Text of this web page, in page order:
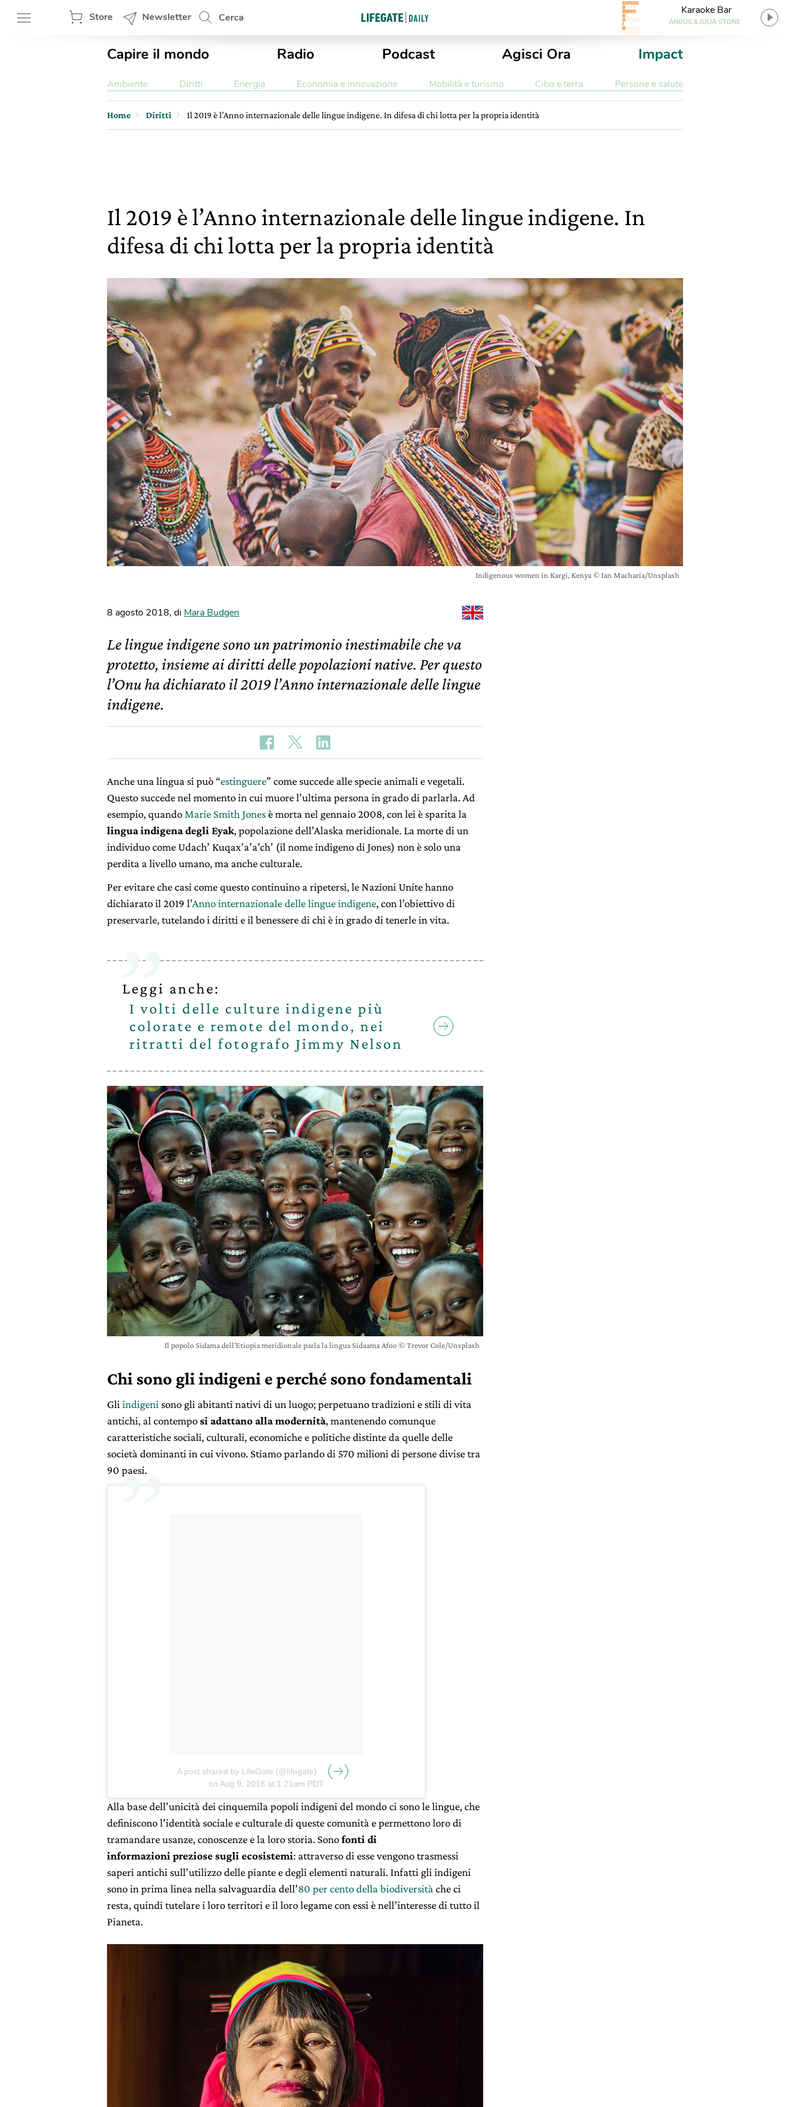
Store Newsletter Cerca
Karaoke Bar
ANGUS & JULIA STONE
Capire il mondo Radio Podcast Agisci Ora Impact
Ambiente Diritti Energia Economia e innovazione Mobilità e turismo Cibo e terra Persone e salute
Home Diritti Il 2019 è l’Anno internazionale delle lingue indigene. In difesa di chi lotta per la propria identità
Il 2019 è l’Anno internazionale delle lingue indigene. In
difesa di chi lotta per la propria identità
Indigenous women in Kargi, Kenya © Ian Macharia/Unsplash
8 agosto 2018, di Mara Budgen
Le lingue indigene sono un patrimonio inestimabile che va
protetto, insieme ai diritti delle popolazioni native. Per questo
l’Onu ha dichiarato il 2019 l’Anno internazionale delle lingue
indigene.
Anche una lingua si può “estinguere” come succede alle specie animali e vegetali.
Questo succede nel momento in cui muore l’ultima persona in grado di parlarla. Ad
esempio, quando Marie Smith Jonesè morta nel gennaio 2008, con lei è sparita la
lingua indigenadegli Eyak, popolazione dell’Alaska meridionale. La morte di un
individuo come Udach’ Kuqax’a’a’ch’ (il nome indigeno di Jones) non è solo una
perdita a livello umano, ma anche culturale.
Per evitare che casi come questo continuino a ripetersi, le Nazioni Unite hanno
dichiarato il 2019 l’Anno internazionale delle lingue indigene, con l’obiettivo di
preservarle, tutelando i diritti e il benessere di chi è in grado di tenerle in vita.
Leggi anche:
I volti delle culture indigene più
colorate e remote del mondo, nei
ritratti del fotografo Jimmy Nelson
Il popolo Sidama dell’Etiopia meridionale parla la lingua Sidaama Afoo © Trevor Cole/Unsplash
Chi sono gli indigeni e perché sono fondamentali
Gliindigeni sono gli abitanti nativi di un luogo; perpetuano tradizioni e stili di vita
antichi, al contemposiadattano alla modernità, mantenendo comunque
caratteristiche sociali, culturali, economiche e politiche distinte da quelle delle
società dominanti in cui vivono. Stiamo parlando di 570 milioni di persone divise tra
90 paesi.
A post shared by LifeGate (@lifegate)
on Aug 9, 2018 at 1:21am PDT
Alla base dell’unicità dei cinquemila popoli indigeni del mondo ci sono le lingue, che
definiscono l’identità sociale e culturale di queste comunità e permettono loro di
tramandare usanze, conoscenze e la loro storia. Sonofonti di
informazioni preziose sugli ecosistemi: attraverso di esse vengono trasmessi
saperi antichi sull’utilizzo delle piante e degli elementi naturali. Infatti gli indigeni
sono in prima linea nella salvaguardia dell’80 per cento della biodiversitàche ci
resta, quindi tutelare i loro territori e il loro legame con essi è nell’interesse di tutto il
Pianeta.